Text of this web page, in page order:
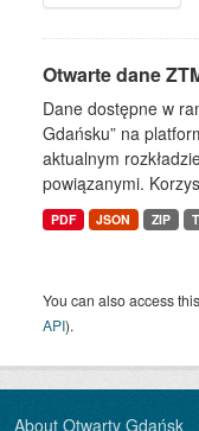
Otwarte dane
Dane dostępne w
Gdańsku” na
aktualnym
powiązanymi.
PDF JSON ZIP
You can also access
API).
About Otwarty Gdańsk